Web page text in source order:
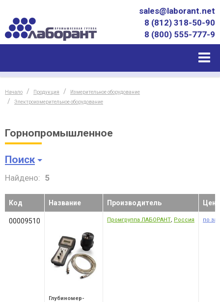
sales@laborant.net
8 (812) 318-50-90
8 (800) 555-777-9
Начало Продукция
Измерительное оборудование
Электроизмерительное оборудование
Горнопромышленное
Поиск
Найдено: 5
Код Название Производитель Цена
00009510
Глубиномер-
Промгруппа ЛАБОРАНТ, Россия по